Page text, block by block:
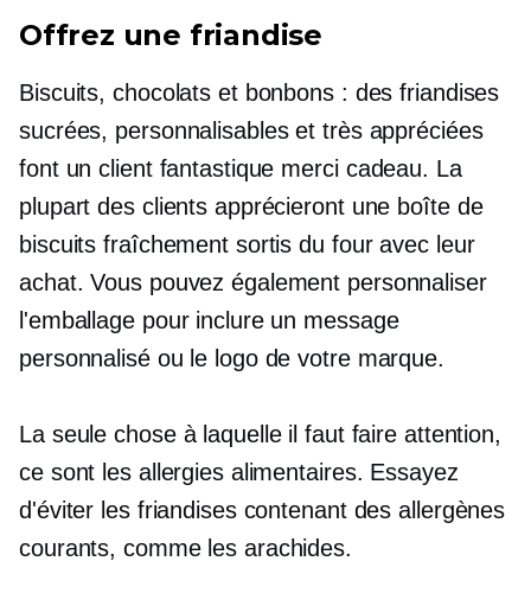
Offrez une friandise
Biscuits, chocolats et bonbons : des friandises
sucrées, personnalisables et très appréciées
font un client fantastique mercicadeau. La
plupart des clients apprécieront une boîte de
biscuits fraîchement sortis du four avec leur
achat. Vous pouvez également personnaliser
l'emballage pour inclure un message
personnalisé ou le logo de votre marque.
La seule chose à laquelle il faut faire attention,
ce sont les allergies alimentaires. Essayez
d'éviter les friandises contenant des allergènes
courants, comme les arachides.